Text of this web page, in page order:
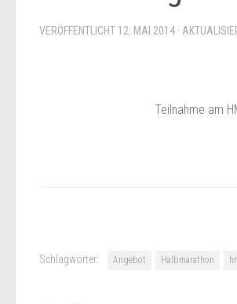
VERÖFFENTLICHT 12. MAI 2014 ·
Teilnahme am
Schlagwörter: Angebot Halbmarathon